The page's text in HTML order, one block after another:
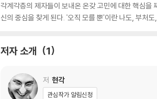
각계각층의 제자들이 보내온 온갖 고민에 대한 핵심을
신의 중심을 찾게 된다. '오직 모를 뿐'이란 나도, 부처
저자 소개 1
저 현각
관심작가 알림신청